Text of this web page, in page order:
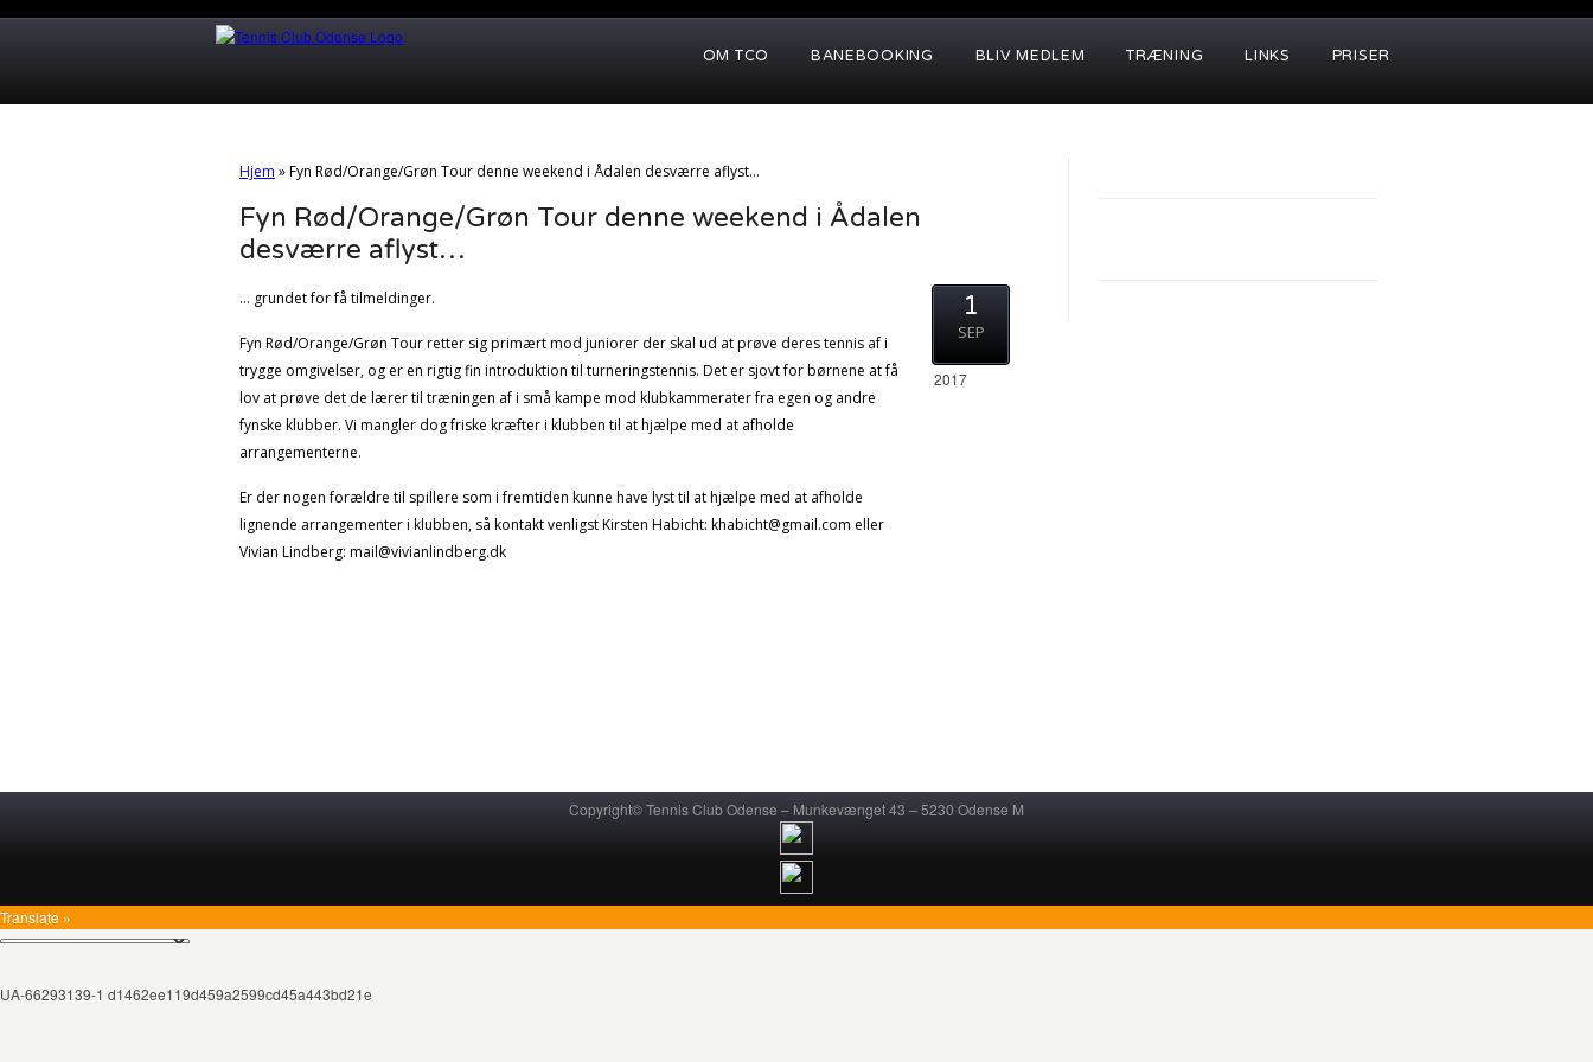
OM TCO BANEBOOKING BLIV MEDLEM TRÆNING LINKS PRISER
Hjem »Fyn Rød/Orange/Grøn Tour denne weekend i Ådalen desværre aflyst…
Fyn Rød/Orange/Grøn Tour denne weekend i Ådalen
desværre aflyst…
… grundet for få tilmeldinger.
Fyn Rød/Orange/Grøn Tour retter sig primært mod juniorer der skal ud at prøve deres tennis af i
trygge omgivelser, og er en rigtig fin introduktion til turneringstennis. Det er sjovt for børnene at få
lov at prøve det de lærer til træningen af i små kampe mod klubkammerater fra egen og andre
fynske klubber. Vi mangler dog friske kræfter i klubben til at hjælpe med at afholde
arrangementerne.
Er der nogen forældre til spillere som i fremtiden kunne have lyst til at hjælpe med at afholde
lignende arrangementer i klubben, så kontakt venligst Kirsten Habicht: khabicht@gmail.com eller
Vivian Lindberg: mail@vivianlindberg.dk
1
SEP
2017
Copyright© Tennis Club Odense – Munkevænget 43 – 5230 Odense M
Translate »
UA-66293139-1 d1462ee119d459a2599cd45a443bd21e